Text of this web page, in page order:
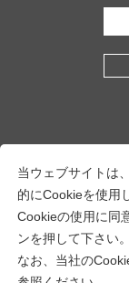
当ウェブサイトは
的にCookieを使用
Cookieの使用に同
ンを押して下さい。
なお、当社の